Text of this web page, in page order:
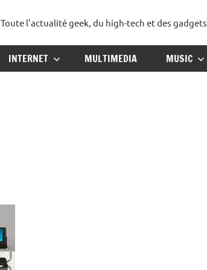
lebloggadget
Toute l'actualité geek, du high-tech et des gadgets
INTERNET MULTIMEDIA MUSIC